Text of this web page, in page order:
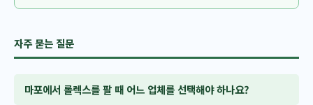
자주 묻는 질문
마포에서 롤렉스를 팔 때 어느 업체를 선택해야 하나요?